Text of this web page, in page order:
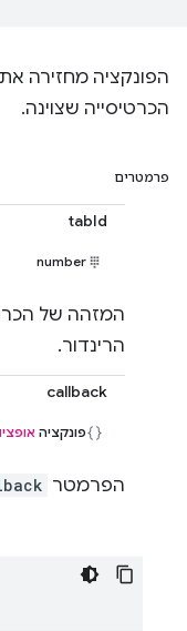
הפונקציה מחזירה
הכרטיסייה שצוינה.
פרמטרים
tabId
number
המזהה של
הרינדור.
callback
פונקציה
הפרמטר